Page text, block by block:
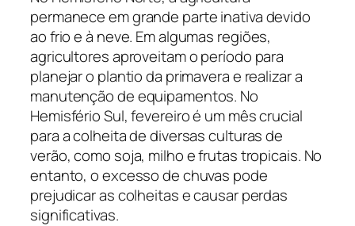
permanece em grande parte inativa devido
ao frio e à neve. Em algumas regiões,
agricultores aproveitam o período para
planejar o plantio da primavera e realizar a
manutenção de equipamentos. No
Hemisfério Sul, fevereiro é um mês crucial
para a colheita de diversas culturas de
verão, como soja, milho e frutas tropicais. No
entanto, o excesso de chuvas pode
prejudicar as colheitas e causar perdas
significativas.